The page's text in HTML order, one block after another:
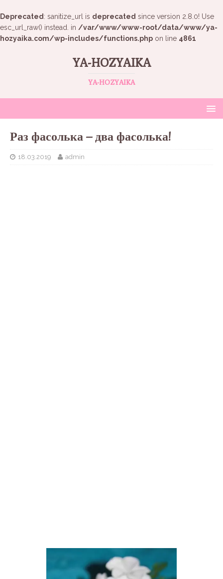
Deprecated : sanitize_url is deprecated since version 2.8.0! Use
esc_url_raw() instead. in /var/www/www-root/data/www/ya-
hozyaika.com/wp-includes/functions.php on line 4861
YA-HOZYAIKA
YA-HOZYAIKA
Раз фасолька – два фасолька!
18.03.2019 admin